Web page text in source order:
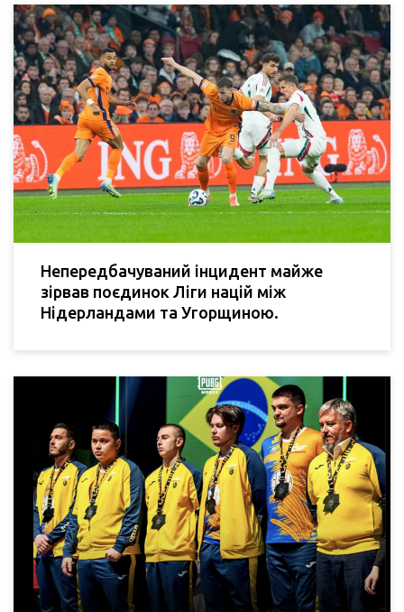
Непередбачуваний інцидент майже
зірвав поєдинок Ліги націй між
Нідерландами та Угорщиною.